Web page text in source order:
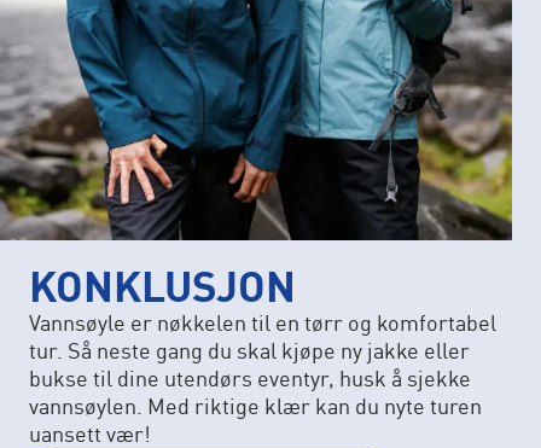
KONKLUSJON
Vannsøyle er nøkkelen til en tørr og komfortabel
tur. Så neste gang du skal kjøpe ny jakke eller
bukse til dine utendørs eventyr, husk å sjekke
vannsøylen. Med riktige klær kan du nyte turen
uansett vær!